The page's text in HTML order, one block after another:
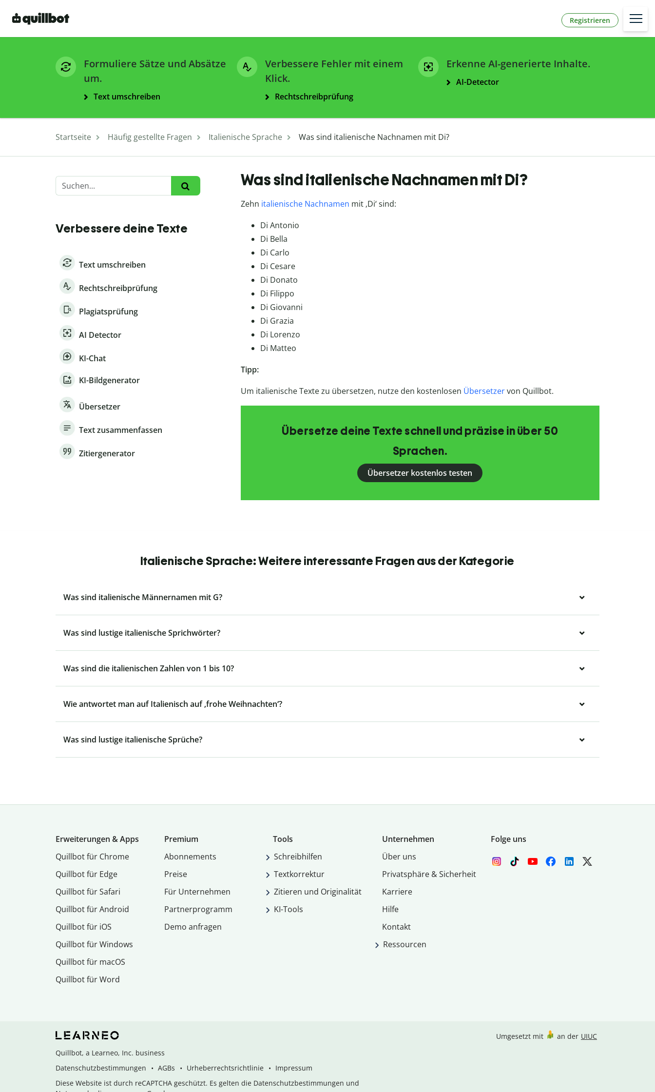
Registrieren
Formuliere Sätze und Absätze
um.
Text umschreiben
Verbessere Fehler mit einem
Klick.
Rechtschreibprüfung
Erkenne AI-generierte Inhalte.
AI-Detector
Startseite Häufig gestellte Fragen Italienische Sprache Was sind italienische Nachnamen mit Di?
Verbessere deine Texte
Text umschreiben
Rechtschreibprüfung
Plagiatsprüfung
AI Detector
KI-Chat
KI-Bildgenerator
Übersetzer
Text zusammenfassen
Zitiergenerator
Was sind italienische Nachnamen mit Di?
Zehn italienische Nachnamen mit ‚Di‘ sind:
Di Antonio
Di Bella
Di Carlo
Di Cesare
Di Donato
Di Filippo
Di Giovanni
Di Grazia
Di Lorenzo
Di Matteo
Tipp:
Um italienische Texte zu übersetzen, nutze den kostenlosen Übersetzervon Quillbot.
Übersetze deine Texte schnell und präzise in über 50
Sprachen.
Übersetzer kostenlos testen
Italienische Sprache: Weitere interessante Fragen aus der Kategorie
Was sind italienische Männernamen mit G?
Was sind lustige italienische Sprichwörter?
Was sind die italienischen Zahlen von 1 bis 10?
Wie antwortet man auf Italienisch auf ‚frohe Weihnachten‘?
Was sind lustige italienische Sprüche?
Erweiterungen & Apps
Quillbot für Chrome
Quillbot für Edge
Quillbot für Safari
Quillbot für Android
Quillbot für iOS
Quillbot für Windows
Quillbot für macOS
Quillbot für Word
Premium
Abon­ne­ments
Preise
Für Unternehmen
Partnerprogramm
Demo anfragen
Tools
Schreibhilfen
Textkorrektur
Zitieren und Originalität
KI-Tools
Unternehmen
Über uns
Privatsphäre & Sicherheit
Karriere
Hilfe
Kontakt
Ressourcen
Folge uns
Quillbot, a Learneo, Inc. business
Datenschutzbestimmungen
AGBs Urheberrechtsrichtlinie
Impressum
Diese Website ist durch reCAPTCHA geschützt. Es gelten die Datenschutzbestimmungen und
Umgesetzt mit an der UIUC